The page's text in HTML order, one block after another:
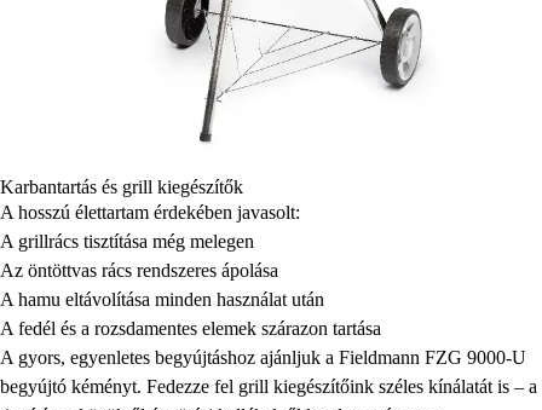
Karbantartás és grill kiegészítők
A hosszú élettartam érdekében javasolt:
A grillrács tisztítása még melegen
Az öntöttvas rács rendszeres ápolása
A hamu eltávolítása minden használat után
A fedél és a rozsdamentes elemek szárazon tartása
A gyors, egyenletes begyújtáshoz ajánljuk a Fieldmann FZG 9000-U
begyújtó kéményt. Fedezze fel grill kiegészítőink széles kínálatát is – a